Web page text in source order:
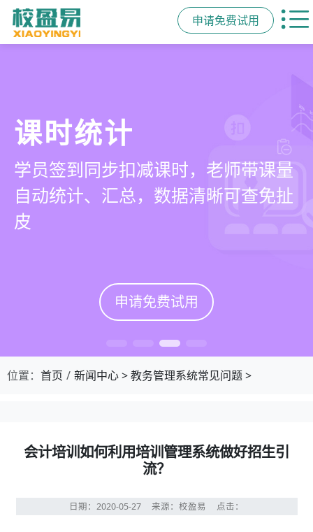
申请免费试用
管学校，用校盈易
培训机构教务管理系
统
有效提升运营管理效率45%
申请免费试用
智能排课
可视化排课，智能冲突异常检测提
醒，课表自动生成，一健导出，准确
高效
申请免费试用
课时统计
学员签到同步扣减课时，老师带课量
自动统计、汇总，数据清晰可查免扯
皮
申请免费试用
家校互动
一部手机链接教师、学员、家长，沟
通互动零距离，服务贴心铸口碑促续
费
申请免费试用
位置： 首页 新闻中心>教务管理系统常见问题>
会计培训如何利用培训管理系统做好招生引
流？
日期：2020-05-27 来源：校盈易 点击：